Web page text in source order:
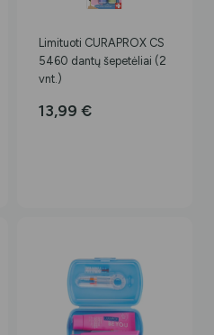
Limituoti CURAPROX CS
5460 dantų šepetėliai (2
vnt.)
13,99 €